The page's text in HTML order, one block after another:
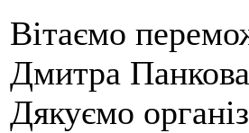
Вітаємо
Дмитра
Дякуємо